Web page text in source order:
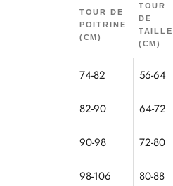
TOUR DE
POITRINE
(CM)
TOUR
DE
TAILLE
(CM)
74-82 56-64
82-90 64-72
90-98 72-80
98-106 80-88